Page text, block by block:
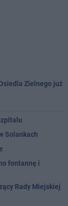
Zielnego już
Solankach
fontannę i
Rady Miejskiej